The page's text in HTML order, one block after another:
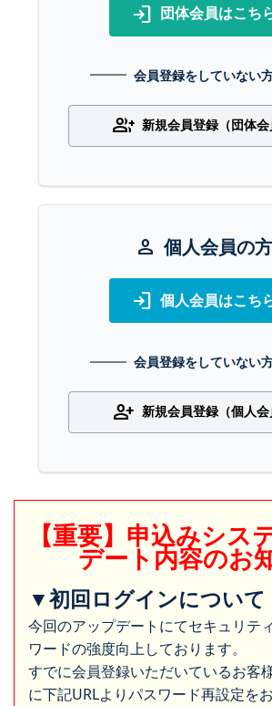
login 団体会員はこち
会員登録をしていない
group_add 新規会員登録（団体会
person 個人会員の方
login 個人会員はこち
会員登録をしていない
person_add 新規会員登録（個人会
【重要】申込みシス
デート内容のお
▼初回ログインについて
今回のアップデートにてセキュリテ
ワードの強度向上しております。
すでに会員登録いただいているお客
に下記URLよりパスワード再設定を